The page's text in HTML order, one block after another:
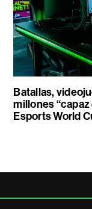
Batallas,
millones “capaz
Esports World